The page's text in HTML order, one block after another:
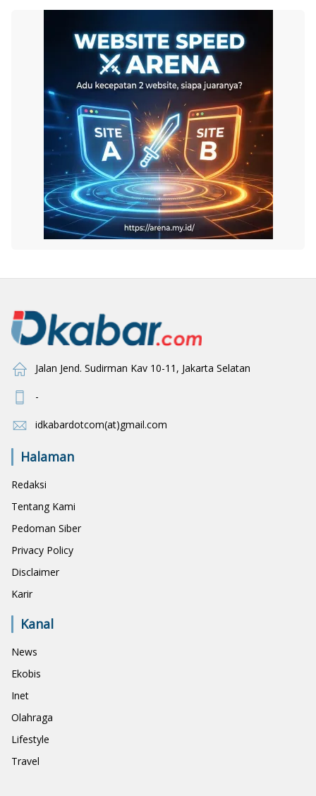
Jalan Jend. Sudirman Kav 10-11, Jakarta Selatan
-
idkabardotcom(at)gmail.com
Halaman
Redaksi
Tentang Kami
Pedoman Siber
Privacy Policy
Disclaimer
Karir
Kanal
News
Ekobis
Inet
Olahraga
Lifestyle
Travel